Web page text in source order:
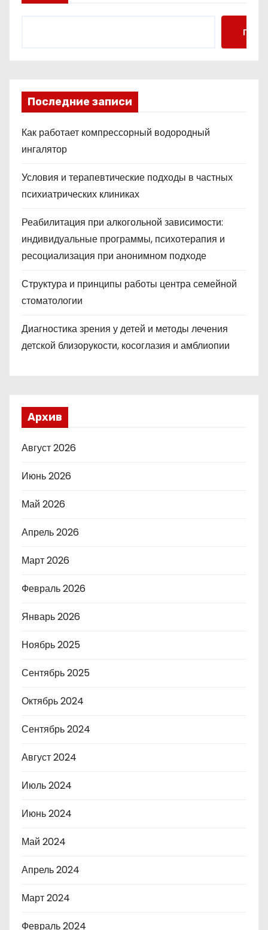
Поиск
Последние записи
Как работает компрессорный водородный
ингалятор
Условия и терапевтические подходы в частных
психиатрических клиниках
Реабилитация при алкогольной зависимости:
индивидуальные программы, психотерапия и
ресоциализация при анонимном подходе
Структура и принципы работы центра семейной
стоматологии
Диагностика зрения у детей и методы лечения
детской близорукости, косоглазия и амблиопии
Архив
Август 2026
Июнь 2026
Май 2026
Апрель 2026
Март 2026
Февраль 2026
Январь 2026
Ноябрь 2025
Сентябрь 2025
Октябрь 2024
Сентябрь 2024
Август 2024
Июль 2024
Июнь 2024
Май 2024
Апрель 2024
Март 2024
Февраль 2024